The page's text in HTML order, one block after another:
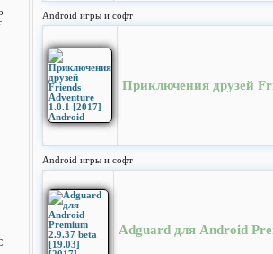
Android игры и софт
Приключения друзей
Android игры и софт
Adguard для Android